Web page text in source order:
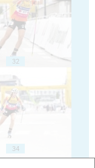
32
34